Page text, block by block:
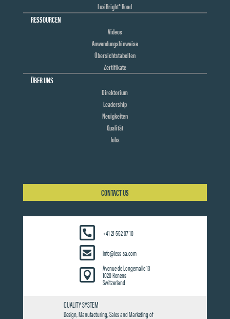
LuxiBright® Road
RESSOURCEN
Videos
Anwendungshinweise
Übersichtstabellen
Zertifikate
ÜBER UNS
Direktorium
Leadership
Neuigkeiten
Qualität
Jobs
CONTACT US
+41 21 552 07 10
info@less-sa.com

Avenue de Longemalle 13
1020 Renens
Switzerland
QUALITY SYSTEM
Design, Manufacturing, Sales and Marketing of